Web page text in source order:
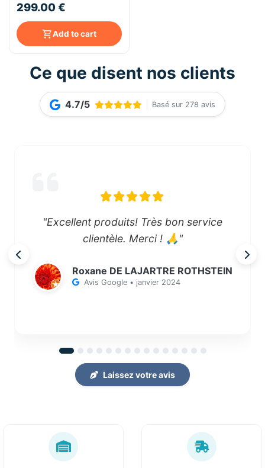
series HR2660/00 -
blanc
299.00 €
Add to cart
Ce que disent nos clients
4.7/5 Basé sur 278 avis
"Excellent produits! Très bon service
clientèle. Merci ! 🙏"
Roxane DE LAJARTRE ROTHSTEIN
Avis Google • janvier 2024
Laissez votre avis